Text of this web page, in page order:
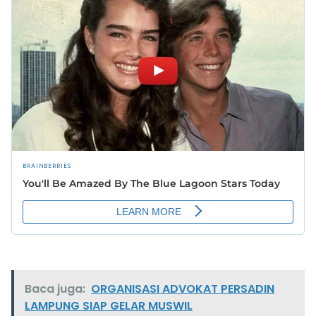
Baca juga: ORGANISASI ADVOKAT PERSADIN
LAMPUNG SIAP GELAR MUSWIL